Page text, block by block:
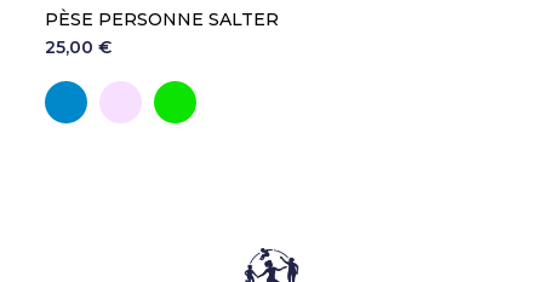
PÈSE PERSONNE SALTER
25,00 €
BleuRoseVert